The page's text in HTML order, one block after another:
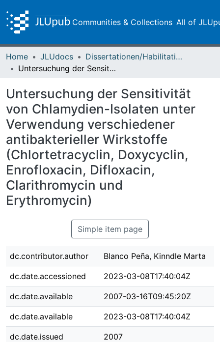
Communities & Collections All of
Home JLUdocs
Dissertationen/Habilitationen
Untersuchung der Sensitivität von Chlamydien-Isolaten unter Verwendung verschiedener antibakterieller Wirkstoffe (Chlortetracyclin, Doxycyclin, Enrofloxacin, Difloxacin, Clarithromycin und Erythromycin)
Untersuchung der Sensitivität
von Chlamydien-Isolaten unter
Verwendung verschiedener
antibakterieller Wirkstoffe
(Chlortetracyclin, Doxycyclin,
Enrofloxacin, Difloxacin,
Clarithromycin und
Erythromycin)
Simple item page
dc.contributor.author Blanco Peña, Kinndle Marta
dc.date.accessioned 2023-03-08T17:40:04Z
dc.date.available 2007-03-16T09:45:20Z
dc.date.available 2023-03-08T17:40:04Z
dc.date.issued 2007